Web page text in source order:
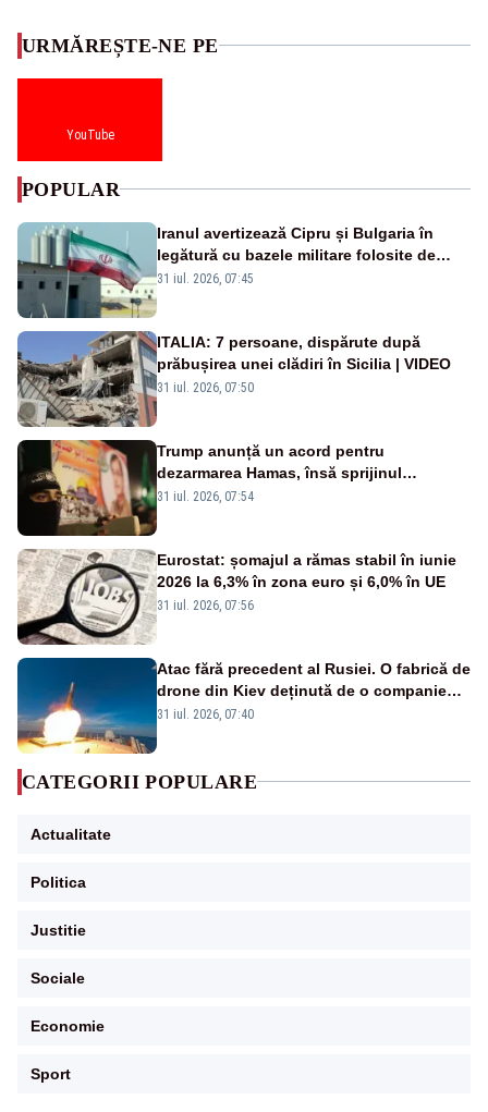
URMĂREȘTE-NE PE
YouTube
POPULAR
Iranul avertizează Cipru și Bulgaria în
legătură cu bazele militare folosite de
SUA
31 iul. 2026, 07:45
ITALIA: 7 persoane, dispărute după
prăbușirea unei clădiri în Sicilia | VIDEO
31 iul. 2026, 07:50
Trump anunță un acord pentru
dezarmarea Hamas, însă sprijinul
Israelului rămâne incert
31 iul. 2026, 07:54
Eurostat: șomajul a rămas stabil în iunie
2026 la 6,3% în zona euro și 6,0% în UE
31 iul. 2026, 07:56
Atac fără precedent al Rusiei. O fabrică de
drone din Kiev deținută de o companie
americană, distrusă de o rachetă
31 iul. 2026, 07:40
CATEGORII POPULARE
Actualitate
Politica
Justitie
Sociale
Economie
Sport